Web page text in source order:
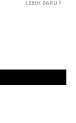
LEBIH BARU